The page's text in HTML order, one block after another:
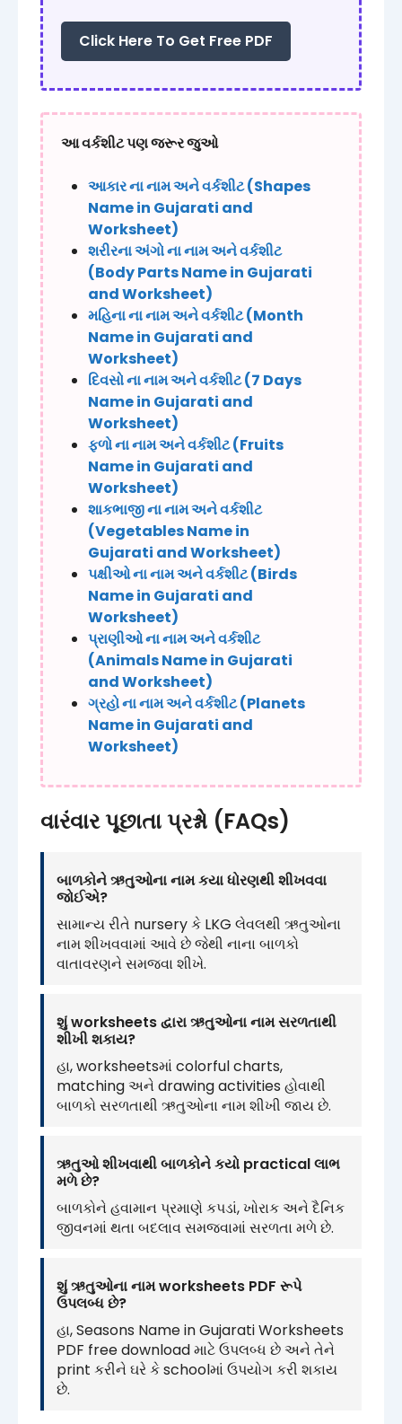
Click Here To Get Free PDF
આ વર્કશીટ પણ જરૂર જુઓ
આકાર ના નામ અને વર્કશીટ (Shapes
Name in Gujarati and
Worksheet)
શરીરના અંગો ના નામ અને વર્કશીટ
(Body Parts Name in Gujarati
and Worksheet)
મહિના ના નામ અને વર્કશીટ (Month
Name in Gujarati and
Worksheet)
દિવસો ના નામ અને વર્કશીટ (7 Days
Name in Gujarati and
Worksheet)
ફળો ના નામ અને વર્કશીટ (Fruits
Name in Gujarati and
Worksheet)
શાકભાજી ના નામ અને વર્કશીટ
(Vegetables Name in
Gujarati and Worksheet)
પક્ષીઓ ના નામ અને વર્કશીટ (Birds
Name in Gujarati and
Worksheet)
પ્રાણીઓ ના નામ અને વર્કશીટ
(Animals Name in Gujarati
and Worksheet)
ગ્રહો ના નામ અને વર્કશીટ (Planets
Name in Gujarati and
Worksheet)
વારંવાર પૂછાતા પ્રશ્નો (FAQs)
બાળકોને ઋતુઓના નામ કયા ધોરણથી શીખવવા
જોઈએ?
સામાન્ય રીતે nursery કે LKG લેવલથી ઋતુઓના
નામ શીખવવામાં આવે છે જેથી નાના બાળકો
વાતાવરણને સમજવા શીખે.
શું worksheets દ્વારા ઋતુઓના નામ સરળતાથી
શીખી શકાય?
હા, worksheetsમાં colorful charts,
matching અને drawing activities હોવાથી
બાળકો સરળતાથી ઋતુઓના નામ શીખી જાય છે.
ઋતુઓ શીખવાથી બાળકોને કયો practical લાભ
મળે છે?
બાળકોને હવામાન પ્રમાણે કપડાં, ખોરાક અને દૈનિક
જીવનમાં થતા બદલાવ સમજવામાં સરળતા મળે છે.
શું ઋતુઓના નામ worksheets PDF રૂપે
ઉપલબ્ધ છે?
હા, Seasons Name in Gujarati Worksheets
PDF free download માટે ઉપલબ્ધ છે અને તેને
print કરીને ઘરે કે schoolમાં ઉપયોગ કરી શકાય
છે.